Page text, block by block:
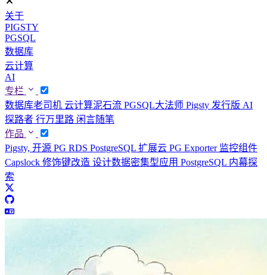
关于
PIGSTY
PGSQL
数据库
云计算
AI
专栏
数据库老司机 云计算泥石流 PGSQL大法师 Pigsty 发行版 AI
探路者 行万里路 闲言随笔
作品
Pigsty, 开源 PG RDS PostgreSQL 扩展云 PG Exporter 监控组件
Capslock 修饰键改造 设计数据密集型应用 PostgreSQL 内幕探
索